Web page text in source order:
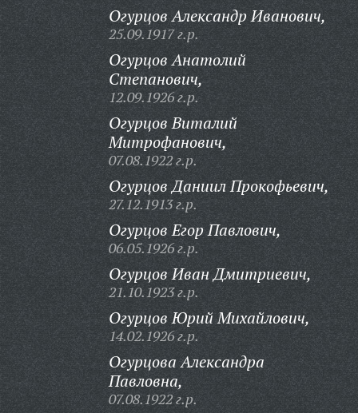
Огурцов Александр Иванович,
25.09.1917 г.р.
Огурцов Анатолий
Степанович,
12.09.1926 г.р.
Огурцов Виталий
Митрофанович,
07.08.1922 г.р.
Огурцов Даниил Прокофьевич,
27.12.1913 г.р.
Огурцов Егор Павлович,
06.05.1926 г.р.
Огурцов Иван Дмитриевич,
21.10.1923 г.р.
Огурцов Юрий Михайлович,
14.02.1926 г.р.
Огурцова Александра
Павловна,
07.08.1922 г.р.